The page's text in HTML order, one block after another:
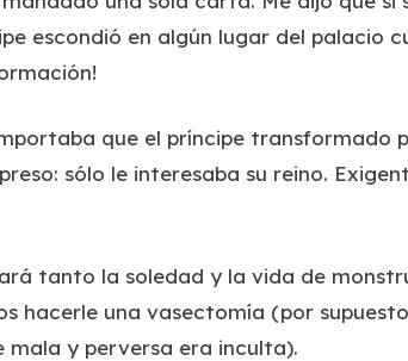
escondió en algún lugar del palacio
que el príncipe transformado
sólo le interesaba su reino.
tanto la soledad y la vida de
hacerle una vasectomía (por
mala y perversa era inculta).